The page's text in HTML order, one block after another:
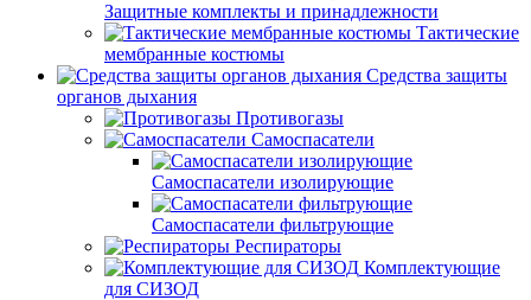
Защитные комплекты и принадлежности
Тактические
мембранные костюмы
Средства защиты
органов дыхания
Противогазы
Самоспасатели
Самоспасатели изолирующие
Самоспасатели фильтрующие
Респираторы
Комплектующие
для СИЗОД